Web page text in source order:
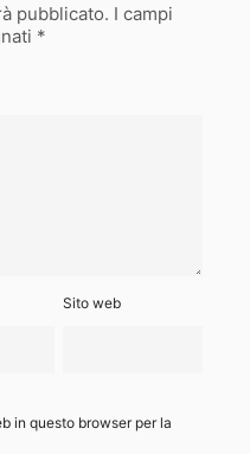
pubblicato. I campi
*
Sito web
in questo browser per la